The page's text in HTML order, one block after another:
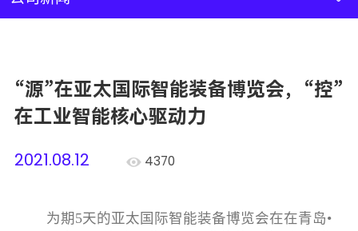
加入我们
“源”在亚太国际智能装备博览会，“控”
在工业智能核心驱动力
2021.08.12
4370
为期 5天的亚太国际智能装备博览会在在青岛•